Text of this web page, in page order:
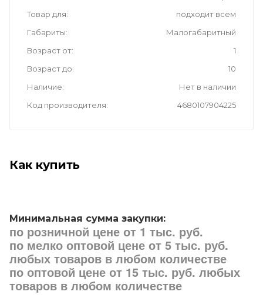
Товар для
подходит всем
Габариты
Малогабаритный
Возраст от
1
Возраст до
10
Наличие
Нет в наличии
Код производителя
4680107904225
Как купить
Минимальная сумма закупки:
по розничной цене от 1 тыс. руб.
по мелко оптовой цене от 5 тыс. руб.
любых товаров в любом количестве
по оптовой цене от 15 тыс. руб. любых
товаров в любом количестве